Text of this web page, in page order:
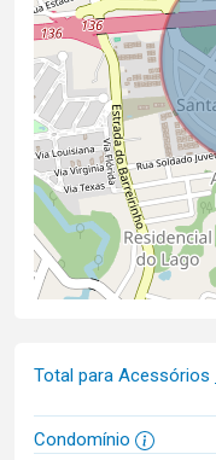
Total para Acessórios
Condomínio